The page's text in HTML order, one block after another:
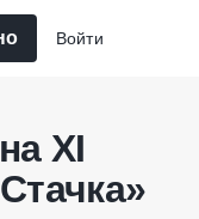
Войти
XI